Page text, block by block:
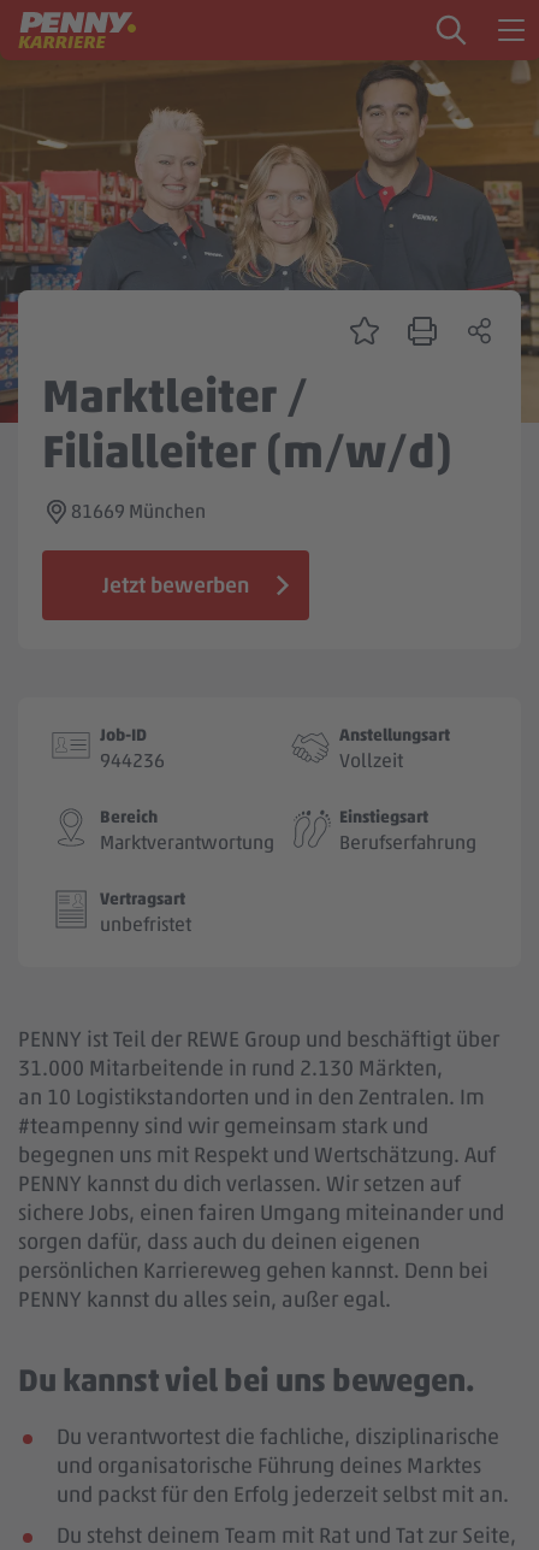
Zum Inhalt springen
Startseite
PENNY als Arbeitgeber
Ausbildung
Markt
Zentrale & Vertrieb
Mein Kandidat:innenprofil
Jobbörse
Marktleiter /
Filialleiter (m/w/d)
81669 München
Jetzt bewerben
Job-ID
944236
Anstellungsart
Vollzeit
Bereich
Marktverantwortung
Einstiegsart
Berufserfahrung
Vertragsart
unbefristet
PENNY ist Teil der REWE Group und beschäftigt über
31.000 Mitarbeitende in rund 2.130 Märkten,
an 10 Logistikstandorten und in den Zentralen. Im
#teampenny sind wir gemeinsam stark und
begegnen uns mit Respekt und Wertschätzung. Auf
PENNY kannst du dich verlassen. Wir setzen auf
sichere Jobs, einen fairen Umgang miteinander und
sorgen dafür, dass auch du deinen eigenen
persönlichen Karriereweg gehen kannst. Denn bei
PENNY kannst du alles sein, außer egal.
Du kannst viel bei uns bewegen.
Du verantwortest die fachliche, disziplinarische
und organisatorische Führung deines Marktes
und packst für den Erfolg jederzeit selbst mit an.
Du stehst deinem Team mit Rat und Tat zur Seite,